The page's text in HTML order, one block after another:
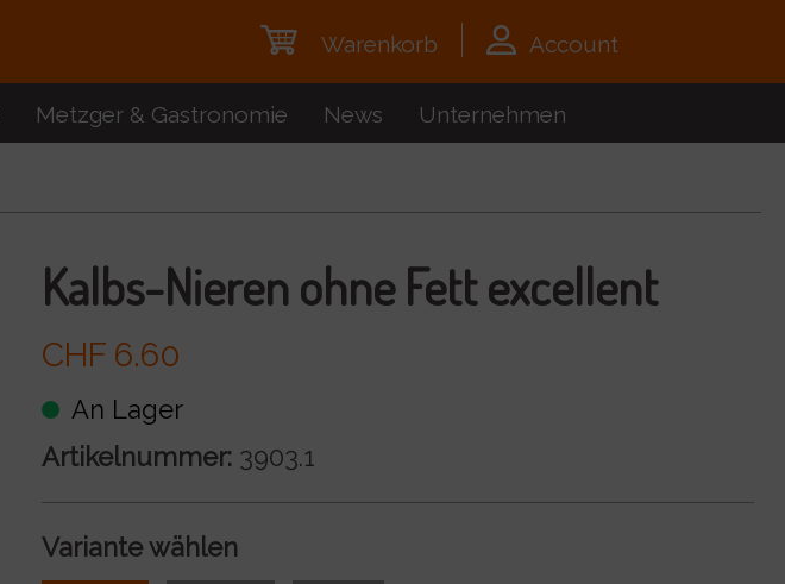
Warenkorb Account
Metzger & Gastronomie News Unternehmen
Kalbs-Nieren ohne Fett excellent
CHF 6.60
An Lager
Artikelnummer: 3903.1
Variante wählen